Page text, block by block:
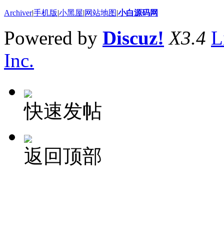
Archiver|手机版|小黑屋|网站地图|小白源码网
Powered by Discuz! X3.4
Inc.
快速发帖
返回顶部